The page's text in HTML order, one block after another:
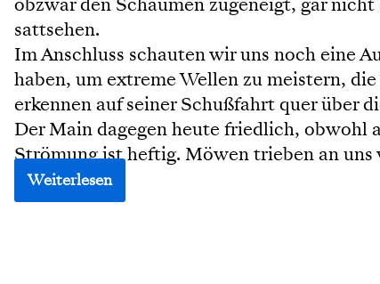
sattsehen.
Im Anschluss schauten wir uns noch eine
haben, um extreme Wellen zu meistern,
erkennen auf seiner Schußfahrt quer über
Der Main dagegen heute friedlich, obwohl
Strömung ist heftig. Möwen trieben an
Weiterlesen